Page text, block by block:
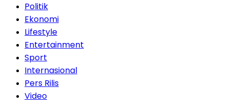
Politik
Ekonomi
Lifestyle
Entertainment
Sport
Internasional
Pers Rilis
Video